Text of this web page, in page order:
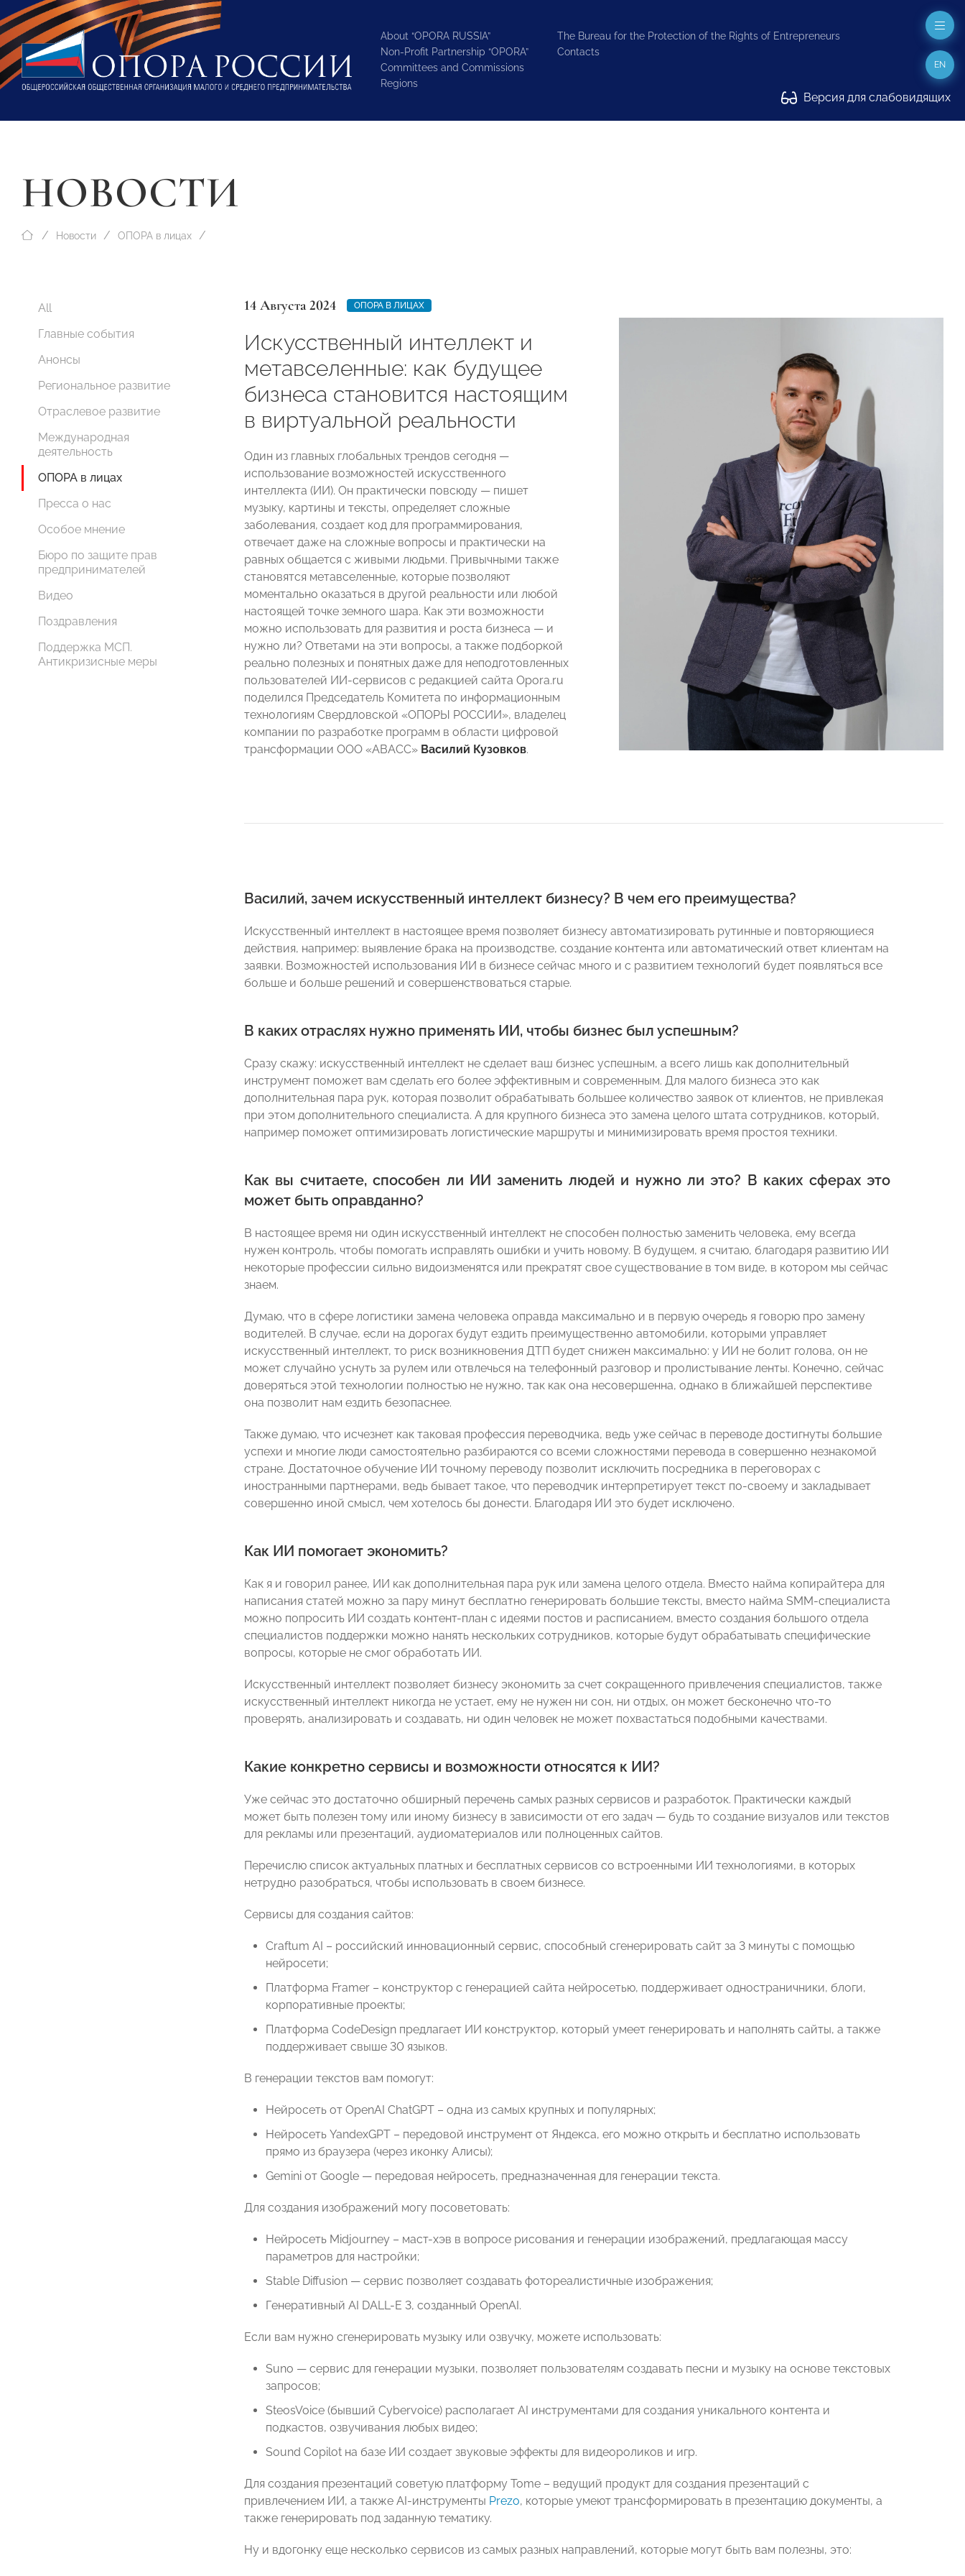
About “OPORA RUSSIA”
Non-Profit Partnership “OPORA”
Committees and Commissions
Regions
The Bureau for the Protection of the Rights of Entrepreneurs
Contacts
Версия для слабовидящих
EN
НОВОСТИ
Новости ОПОРА в лицах
All
Главные события
Анонсы
Региональное развитие
Отраслевое развитие
Международная
деятельность
ОПОРА в лицах
Пресса о нас
Особое мнение
Бюро по защите прав
предпринимателей
Видео
Поздравления
Поддержка МСП.
Антикризисные меры
14 Августа 2024 ОПОРА В ЛИЦАХ
Искусственный интеллект и
метавселенные: как будущее
бизнеса становится настоящим
в виртуальной реальности
Один из главных глобальных трендов сегодня —
использование возможностей искусственного
интеллекта (ИИ). Он практически повсюду — пишет
музыку, картины и тексты, определяет сложные
заболевания, создает код для программирования,
отвечает даже на сложные вопросы и практически на
равных общается с живыми людьми. Привычными также
становятся метавселенные, которые позволяют
моментально оказаться в другой реальности или любой
настоящей точке земного шара. Как эти возможности
можно использовать для развития и роста бизнеса — и
нужно ли? Ответами на эти вопросы, а также подборкой
реально полезных и понятных даже для неподготовленных
пользователей ИИ-сервисов с редакцией сайта Opora.ru
поделился Председатель Комитета по информационным
технологиям Свердловской «ОПОРЫ РОССИИ», владелец
компании по разработке программ в области цифровой
трансформации ООО «АВАСС» Василий Кузовков.
Василий, зачем искусственный интеллект бизнесу? В чем его преимущества?
Искусственный интеллект в настоящее время позволяет бизнесу автоматизировать рутинные и повторяющиеся
действия, например: выявление брака на производстве, создание контента или автоматический ответ клиентам на
заявки. Возможностей использования ИИ в бизнесе сейчас много и с развитием технологий будет появляться все
больше и больше решений и совершенствоваться старые.
В каких отраслях нужно применять ИИ, чтобы бизнес был успешным?
Сразу скажу: искусственный интеллект не сделает ваш бизнес успешным, а всего лишь как дополнительный
инструмент поможет вам сделать его более эффективным и современным. Для малого бизнеса это как
дополнительная пара рук, которая позволит обрабатывать большее количество заявок от клиентов, не привлекая
при этом дополнительного специалиста. А для крупного бизнеса это замена целого штата сотрудников, который,
например поможет оптимизировать логистические маршруты и минимизировать время простоя техники.
Как вы считаете, способен ли ИИ заменить людей и нужно ли это? В каких сферах это
может быть оправданно?
В настоящее время ни один искусственный интеллект не способен полностью заменить человека, ему всегда
нужен контроль, чтобы помогать исправлять ошибки и учить новому. В будущем, я считаю, благодаря развитию ИИ
некоторые профессии сильно видоизменятся или прекратят свое существование в том виде, в котором мы сейчас
знаем.
Думаю, что в сфере логистики замена человека оправда максимально и в первую очередь я говорю про замену
водителей. В случае, если на дорогах будут ездить преимущественно автомобили, которыми управляет
искусственный интеллект, то риск возникновения ДТП будет снижен максимально: у ИИ не болит голова, он не
может случайно уснуть за рулем или отвлечься на телефонный разговор и пролистывание ленты. Конечно, сейчас
доверяться этой технологии полностью не нужно, так как она несовершенна, однако в ближайшей перспективе
она позволит нам ездить безопаснее.
Также думаю, что исчезнет как таковая профессия переводчика, ведь уже сейчас в переводе достигнуты большие
успехи и многие люди самостоятельно разбираются со всеми сложностями перевода в совершенно незнакомой
стране. Достаточное обучение ИИ точному переводу позволит исключить посредника в переговорах с
иностранными партнерами, ведь бывает такое, что переводчик интерпретирует текст по-своему и закладывает
совершенно иной смысл, чем хотелось бы донести. Благодаря ИИ это будет исключено.
Как ИИ помогает экономить?
Как я и говорил ранее, ИИ как дополнительная пара рук или замена целого отдела. Вместо найма копирайтера для
написания статей можно за пару минут бесплатно генерировать большие тексты, вместо найма SMM-специалиста
можно попросить ИИ создать контент-план с идеями постов и расписанием, вместо создания большого отдела
специалистов поддержки можно нанять нескольких сотрудников, которые будут обрабатывать специфические
вопросы, которые не смог обработать ИИ.
Искусственный интеллект позволяет бизнесу экономить за счет сокращенного привлечения специалистов, также
искусственный интеллект никогда не устает, ему не нужен ни сон, ни отдых, он может бесконечно что-то
проверять, анализировать и создавать, ни один человек не может похвастаться подобными качествами.
Какие конкретно сервисы и возможности относятся к ИИ?
Уже сейчас это достаточно обширный перечень самых разных сервисов и разработок. Практически каждый
может быть полезен тому или иному бизнесу в зависимости от его задач — будь то создание визуалов или текстов
для рекламы или презентаций, аудиоматериалов или полноценных сайтов.
Перечислю список актуальных платных и бесплатных сервисов со встроенными ИИ технологиями, в которых
нетрудно разобраться, чтобы использовать в своем бизнесе.
Сервисы для создания сайтов:
Craftum AI – российский инновационный сервис, способный сгенерировать сайт за 3 минуты с помощью
нейросети;
Платформа Framer – конструктор с генерацией сайта нейросетью, поддерживает одностраничники, блоги,
корпоративные проекты;
Платформа CodeDesign предлагает ИИ конструктор, который умеет генерировать и наполнять сайты, а также
поддерживает свыше 30 языков.
В генерации текстов вам помогут:
Нейросеть от OpenAI ChatGPT – одна из самых крупных и популярных;
Нейросеть YandexGPT – передовой инструмент от Яндекса, его можно открыть и бесплатно использовать
прямо из браузера (через иконку Алисы);
Gemini от Google — передовая нейросеть, предназначенная для генерации текста.
Для создания изображений могу посоветовать:
Нейросеть Midjourney – маст-хэв в вопросе рисования и генерации изображений, предлагающая массу
параметров для настройки;
Stable Diffusion — сервис позволяет создавать фотореалистичные изображения;
Генеративный AI DALL-E 3, созданный OpenAI.
Если вам нужно сгенерировать музыку или озвучку, можете использовать:
Suno — сервис для генерации музыки, позволяет пользователям создавать песни и музыку на основе текстовых
запросов;
SteosVoice (бывший Cybervoice) располагает AI инструментами для создания уникального контента и
подкастов, озвучивания любых видео;
Sound Copilot на базе ИИ создает звуковые эффекты для видеороликов и игр.
Для создания презентаций советую платформу Tome – ведущий продукт для создания презентаций с
привлечением ИИ, а также AI-инструменты Prezo, которые умеют трансформировать в презентацию документы, а
также генерировать под заданную тематику.
Ну и вдогонку еще несколько сервисов из самых разных направлений, которые могут быть вам полезны, это: